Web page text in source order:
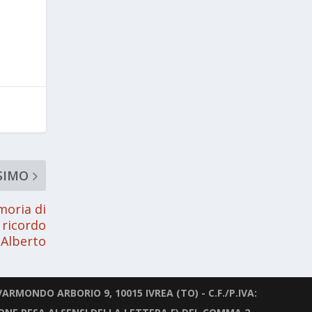
di
ricordo
ARBORIO 9, 10015 IVREA (TO) - C.F./P.IVA: